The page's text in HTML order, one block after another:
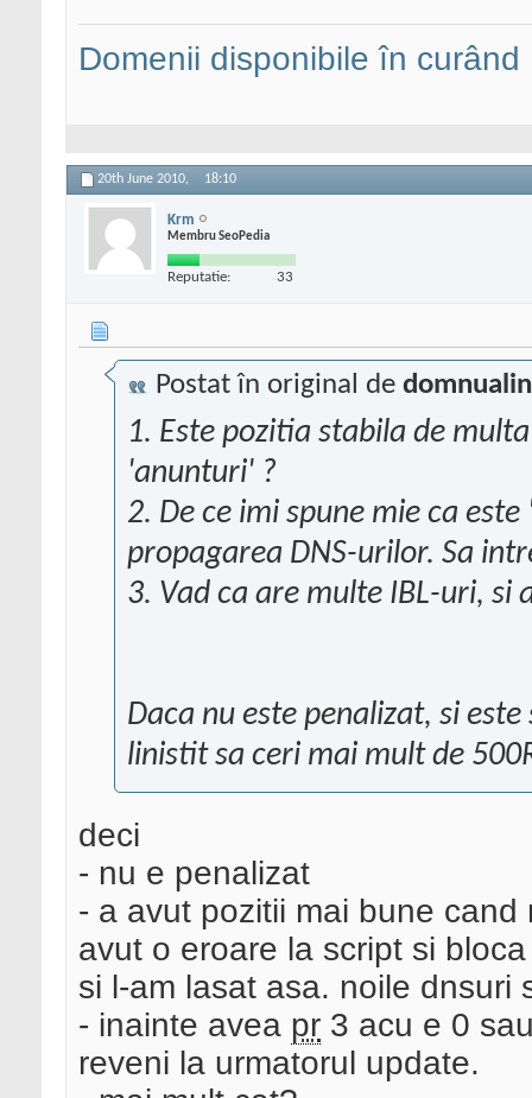
Domenii disponibile în curând
20th June 2010, 18:10
Krm
Membru SeoPedia
Reputatie: 33
Postat în original de domnualin
1. Este pozitia stabila de
'anunturi' ?
2. De ce imi spune mie ca
propagarea DNS-urilor. Sa
3. Vad ca are multe IBL-uri, si
Daca nu este penalizat, si
linistit sa ceri mai mult de
deci
- nu e penalizat
- a avut pozitii mai bune
avut o eroare la script si
si l-am lasat asa. noile dnsuri
- inainte avea pr 3 acu e 0
reveni la urmatorul update.